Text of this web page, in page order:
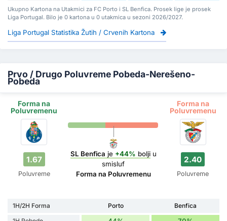
Ukupno Kartona na Utakmici za FC Porto i SL Benfica. Prosek lige je prosek
Liga Portugal. Bilo je 0 kartona u 0 utakmica u sezoni 2026/2027.
Liga Portugal Statistika Žutih / Crvenih Kartona
Prvo / Drugo Poluvreme Pobeda-Nerešeno-
Pobeda
Forma na
Poluvremenu
Forma na
Poluvremenu
1.67
Poluvreme
SL Benfica je +44% boljiu
smisluf
Forma na Poluvremenu
2.40
Poluvreme
1H/2H Forma Porto
Benfica